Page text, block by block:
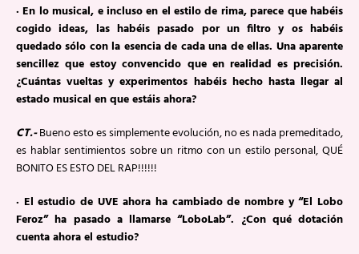
· En lo musical, e incluso en el estilo de rima, parece que habéis
cogido ideas, las habéis pasado por un filtro y os habéis
quedado sólo con la esencia de cada una de ellas. Una aparente
sencillez que estoy convencido que en realidad es precisión.
¿Cuántas vueltas y experimentos habéis hecho hasta llegar al
estado musical en que estáis ahora?
CT.-Bueno esto es simplemente evolución, no es nada premeditado,
es hablar sentimientos sobre un ritmo con un estilo personal, QUÉ
BONITO ES ESTO DEL RAP!!!!!!
· El estudio de UVE ahora ha cambiado de nombre y “El Lobo
Feroz” ha pasado a llamarse “LoboLab”. ¿Con qué dotación
cuenta ahora el estudio?